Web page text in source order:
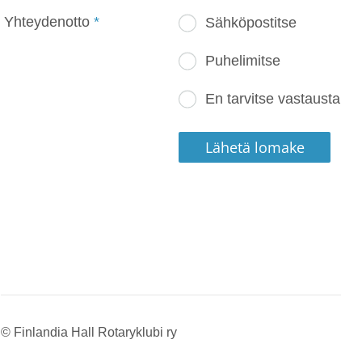
Yhteydenotto * Sähköpostitse
Puhelimitse
En tarvitse vastausta
Lähetä lomake
© Finlandia Hall Rotaryklubi ry